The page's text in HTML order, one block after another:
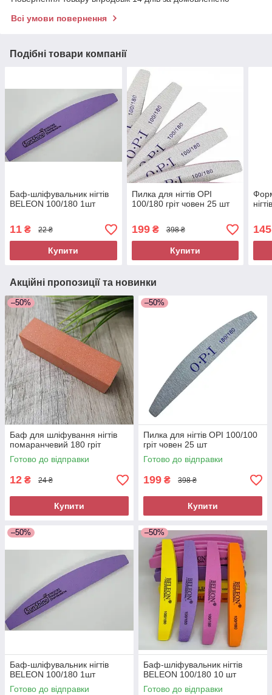
Всі умови повернення
Подібні товари компанії
Баф-шліфувальник нігтів
BELEON 100/180 1шт
11 ₴ 22 ₴
Купити
Пилка для нігтів OPI
100/180 гріт човен 25 шт
199₴ 398 ₴
Купити
145
Акційні пропозиції та новинки
–50%
Баф для шліфування нігтів
помаранчевий 180 гріт
Готово до відправки
12 ₴ 24 ₴
Купити
–50%
Пилка для нігтів OPI 100/100
гріт човен 25 шт
Готово до відправки
199 ₴ 398 ₴
Купити
–50%
Баф-шліфувальник нігтів
BELEON 100/180 1шт
Готово до відправки
–50%
Баф-шліфувальник нігтів
BELEON 100/180 10 шт
Готово до відправки